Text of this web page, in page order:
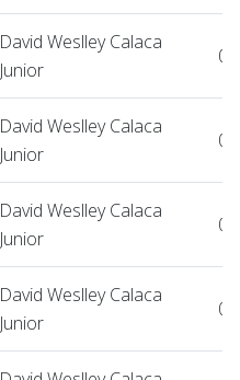
David Weslley Calaca
Junior
David Weslley Calaca
Junior
David Weslley Calaca
Junior
David Weslley Calaca
Junior